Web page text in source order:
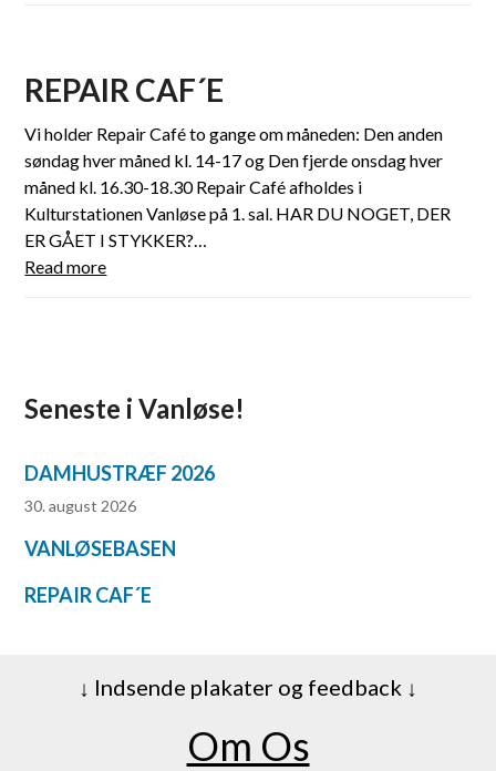
REPAIR CAF´E
Vi holder Repair Café to gange om måneden: Den anden
søndag hver måned kl. 14-17 og Den fjerde onsdag hver
måned kl. 16.30-18.30 Repair Café afholdes i
Kulturstationen Vanløse på 1. sal. HAR DU NOGET, DER
ER GÅET I STYKKER?…
Read more
Seneste i Vanløse!
DAMHUSTRÆF 2026
30. august 2026
VANLØSEBASEN
REPAIR CAF´E
↓ Indsende plakater og feedback ↓
Om Os